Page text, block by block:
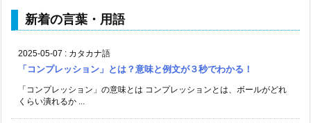
新着の言葉・用語
2025-05-07 : カタカナ語
「コンプレッション」とは？意味と例文が３秒でわかる！
「コンプレッション」の意味とは コンプレッションとは、ボールがどれ
くらい潰れるか ...